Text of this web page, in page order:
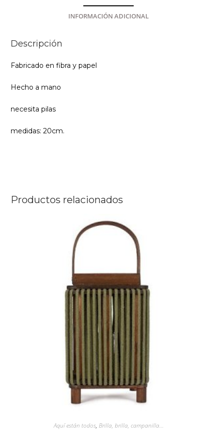
INFORMACIÓN ADICIONAL
Descripción
Fabricado en fibra y papel
Hecho a mano
necesita pilas
medidas: 20cm.
Productos relacionados
Aquí están todos, Brilla, brilla, campanilla...